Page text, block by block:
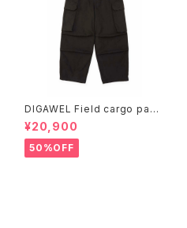
DIGAWEL Field cargo pant
s (garment dye)
¥20,900
50%OFF